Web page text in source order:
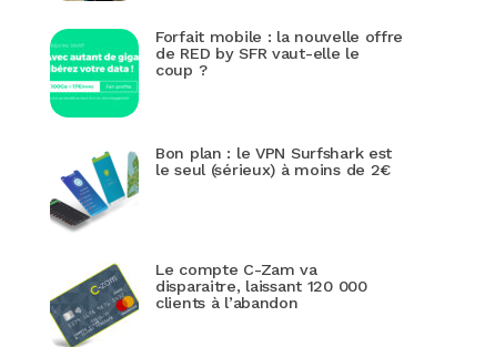
Forfait mobile : la nouvelle offre
de RED by SFR vaut-elle le
coup ?
Bon plan : le VPN Surfshark est
le seul (sérieux) à moins de 2€
Le compte C-Zam va
disparaitre, laissant 120 000
clients à l’abandon